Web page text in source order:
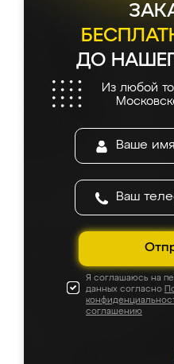
ДО
Из любой
Я соглашаюсь на
данных согласно
соглашению